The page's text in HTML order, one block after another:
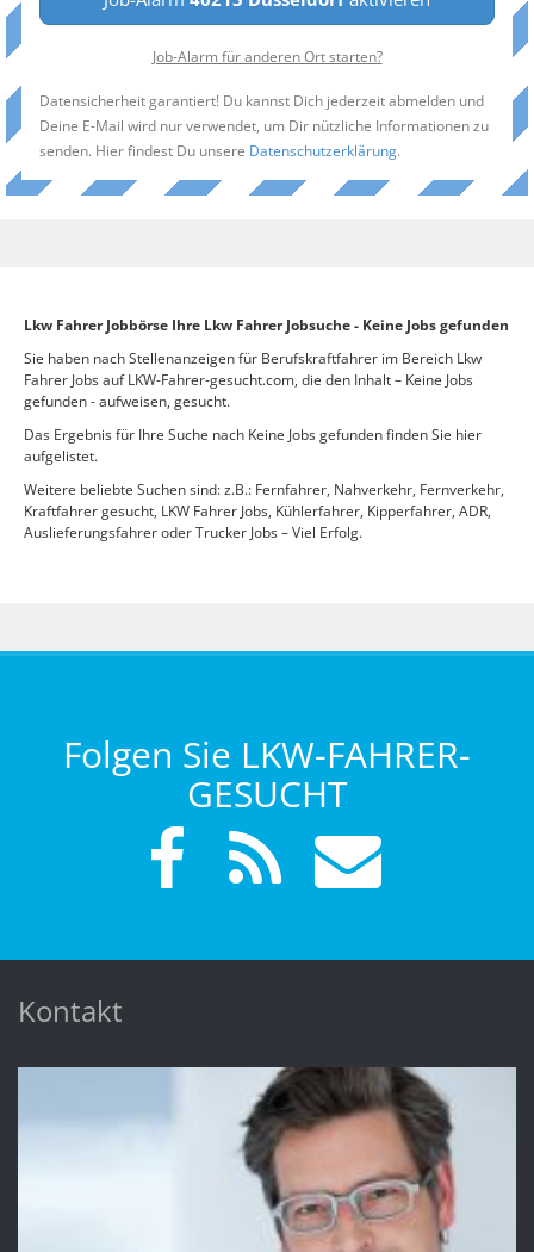
Job-Alarm für anderen Ort starten?
Datensicherheit garantiert! Du kannst Dich jederzeit abmelden und
Deine E-Mail wird nur verwendet, um Dir nützliche Informationen zu
senden. Hier findest Du unsere Datenschutzerklärung.
Lkw Fahrer Jobbörse Ihre Lkw Fahrer Jobsuche - Keine Jobs gefunden
Sie haben nach Stellenanzeigen für Berufskraftfahrer im Bereich Lkw
Fahrer Jobs auf LKW-Fahrer-gesucht.com, die den Inhalt – Keine Jobs
gefunden - aufweisen, gesucht.
Das Ergebnis für Ihre Suche nach Keine Jobs gefunden finden Sie hier
aufgelistet.
Weitere beliebte Suchen sind: z.B.: Fernfahrer, Nahverkehr, Fernverkehr,
Kraftfahrer gesucht, LKW Fahrer Jobs, Kühlerfahrer, Kipperfahrer, ADR,
Auslieferungsfahrer oder Trucker Jobs – Viel Erfolg.
Folgen Sie LKW-FAHRER-
GESUCHT
Kontakt